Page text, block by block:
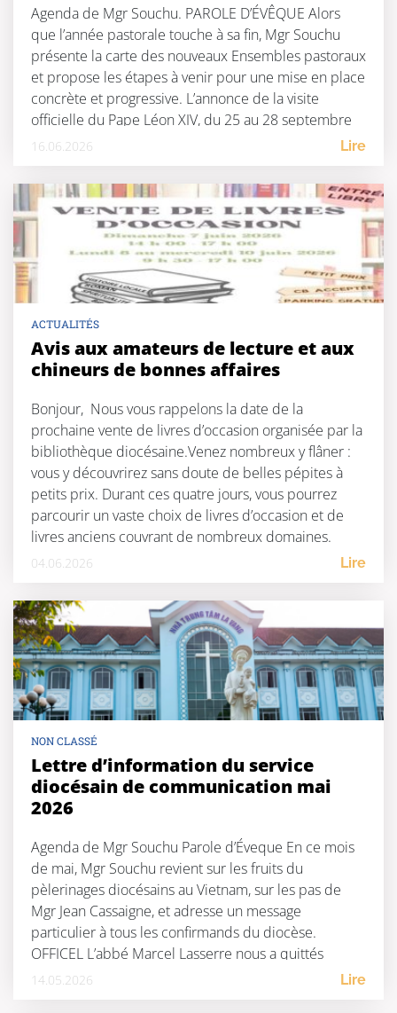
Agenda de Mgr Souchu. PAROLE D’ÉVÊQUE Alors
que l’année pastorale touche à sa fin, Mgr Souchu
présente la carte des nouveaux Ensembles pastoraux
et propose les étapes à venir pour une mise en place
concrète et progressive. L’annonce de la visite
officielle du Pape Léon XIV, du 25 au 28 septembre
prochain est également une grande […]
16.06.2026 Lire
ACTUALITÉS
Avis aux amateurs de lecture et aux
chineurs de bonnes affaires
Bonjour, Nous vous rappelons la date de la
prochaine vente de livres d’occasion organisée par la
bibliothèque diocésaine.Venez nombreux y flâner :
vous y découvrirez sans doute de belles pépites à
petits prix. Durant ces quatre jours, vous pourrez
parcourir un vaste choix de livres d’occasion et de
livres anciens couvrant de nombreux domaines.
Seront […]
04.06.2026 Lire
NON CLASSÉ
Lettre d’information du service
diocésain de communication mai
2026
Agenda de Mgr Souchu Parole d’Éveque En ce mois
de mai, Mgr Souchu revient sur les fruits du
pèlerinages diocésains au Vietnam, sur les pas de
Mgr Jean Cassaigne, et adresse un message
particulier à tous les confirmands du diocèse.
OFFICEL L’abbé Marcel Lasserre nous a quittés
Officiel au 15 mai 2026 DIOCESE Week-end de […]
14.05.2026 Lire